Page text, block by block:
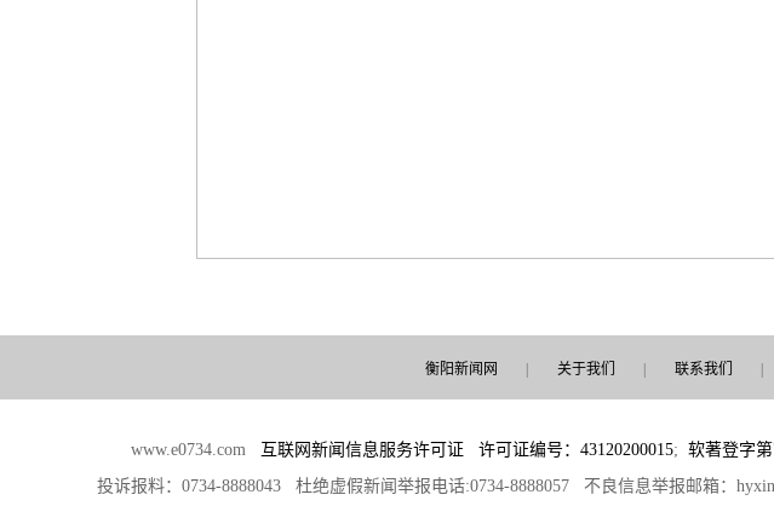
衡阳新闻网 关于我们 联系我们
www.e0734.com 互联网新闻信息服务许可证 许可证编号：43120200015; 软著登字第
投诉报料：0734-8888043 杜绝虚假新闻举报电话:0734-8888057 不良信息举报邮箱：